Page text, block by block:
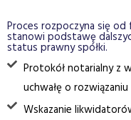
Proces rozpoczyna się od
stanowi podstawę
status prawny spółki.
Protokół notarialny z
uchwałę o
Wskazanie